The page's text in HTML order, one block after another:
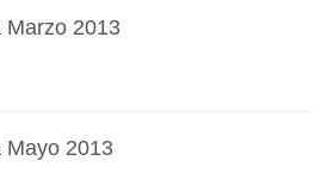
Marzo 2013
Mayo 2013